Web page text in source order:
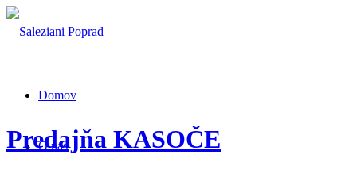
Domov
O nás
Predajňa KASOČE